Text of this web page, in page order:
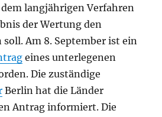
langjährigen Verfahren
der Wertung den
Am 8. September ist ein
eines unterlegenen
Die zuständige
Berlin hat die Länder
Antrag informiert. Die